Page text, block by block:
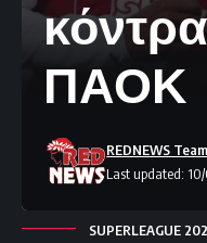
ΠΑΟΚ
Last updated:
REDNEWS
SUPERLEAGUE